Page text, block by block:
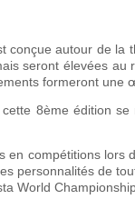
conçue autour de la
seront élevées au
formeront une
8ème édition
compétitions lors
personnalités de
World